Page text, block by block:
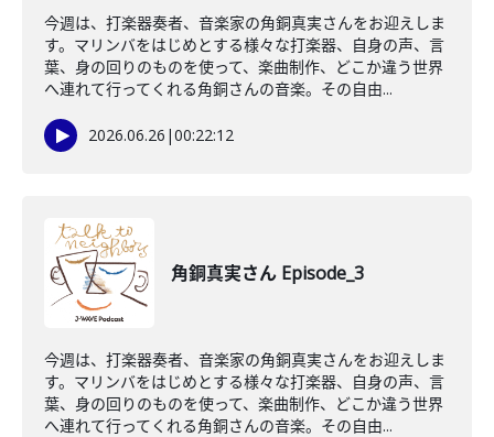
今週は、打楽器奏者、音楽家の角銅真実さんをお迎えしま
す。マリンバをはじめとする様々な打楽器、自身の声、言
葉、身の回りのものを使って、楽曲制作、どこか違う世界
へ連れて行ってくれる角銅さんの音楽。その自由...
2026.06.26 |00:22:12
角銅真実さん Episode_3
今週は、打楽器奏者、音楽家の角銅真実さんをお迎えしま
す。マリンバをはじめとする様々な打楽器、自身の声、言
葉、身の回りのものを使って、楽曲制作、どこか違う世界
へ連れて行ってくれる角銅さんの音楽。その自由...